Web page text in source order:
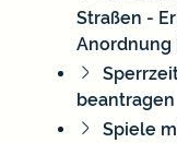
Straßen -
Anordnung
beantragen
Spiele